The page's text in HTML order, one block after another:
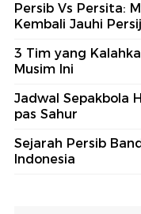
Persib Vs Persita:
Kembali Jauhi
3 Tim yang
Musim Ini
Jadwal Sepakbola
pas Sahur
Sejarah Persib
Indonesia